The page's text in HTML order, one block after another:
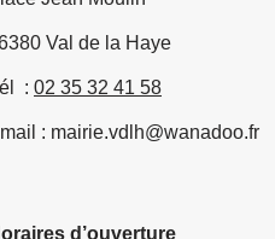
Val de la Haye
: 02 35 32 41 58
: mairie.vdlh@wanadoo.fr
d’ouverture